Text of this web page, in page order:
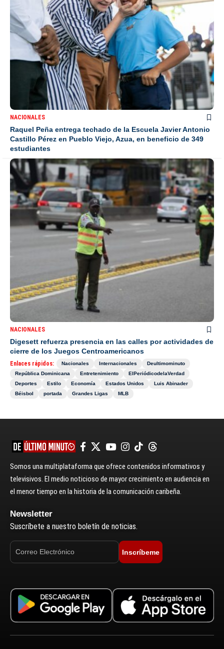
NACIONALES
Raquel Peña entrega techado de la Escuela Javier Antonio
Castillo Pérez en Pueblo Viejo, Azua, en beneficio de 349
estudiantes
NACIONALES
Digesett refuerza presencia en las calles por actividades de
cierre de los Juegos Centroamericanos
Enlaces rápidos: Nacionales Internacionales
Deultimominuto
República Dominicana
Entretenimiento
ElPeriódicodelaVerdad
Deportes
Estilo Economía Estados Unidos
Luis Abinader
Béisbol
portada Grandes Ligas MLB
Somos una multiplataforma que ofrece contenidos informativos y
televisivos. El medio noticioso de mayor crecimiento en audiencia en
el menor tiempo en la historia de la comunicación caribeña.
Newsletter
Suscríbete a nuestro boletín de noticias.
Inscríbeme